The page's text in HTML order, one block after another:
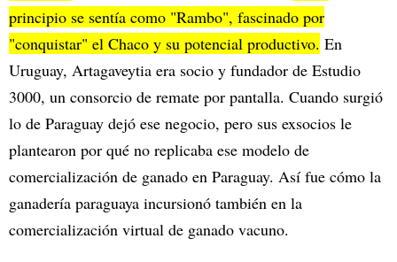
principio se sentía como "Rambo", fascinado por
"conquistar" el Chaco y su potencial productivo. En
Uruguay, Artagaveytia era socio y fundador de Estudio
3000, un consorcio de remate por pantalla. Cuando surgió
lo de Paraguay dejó ese negocio, pero sus exsocios le
plantearon por qué no replicaba ese modelo de
comercialización de ganado en Paraguay. Así fue cómo la
ganadería paraguaya incursionó también en la
comercialización virtual de ganado vacuno.